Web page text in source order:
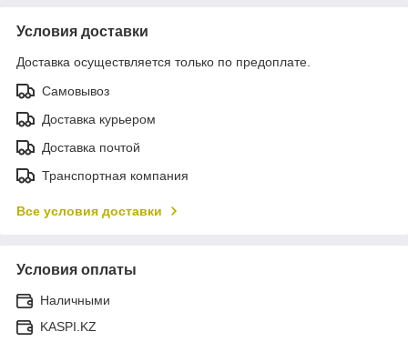
Условия доставки
Доставка осуществляется только по предоплате.
Самовывоз
Доставка курьером
Доставка почтой
Транспортная компания
Все условия доставки
Условия оплаты
Наличными
KASPI.KZ